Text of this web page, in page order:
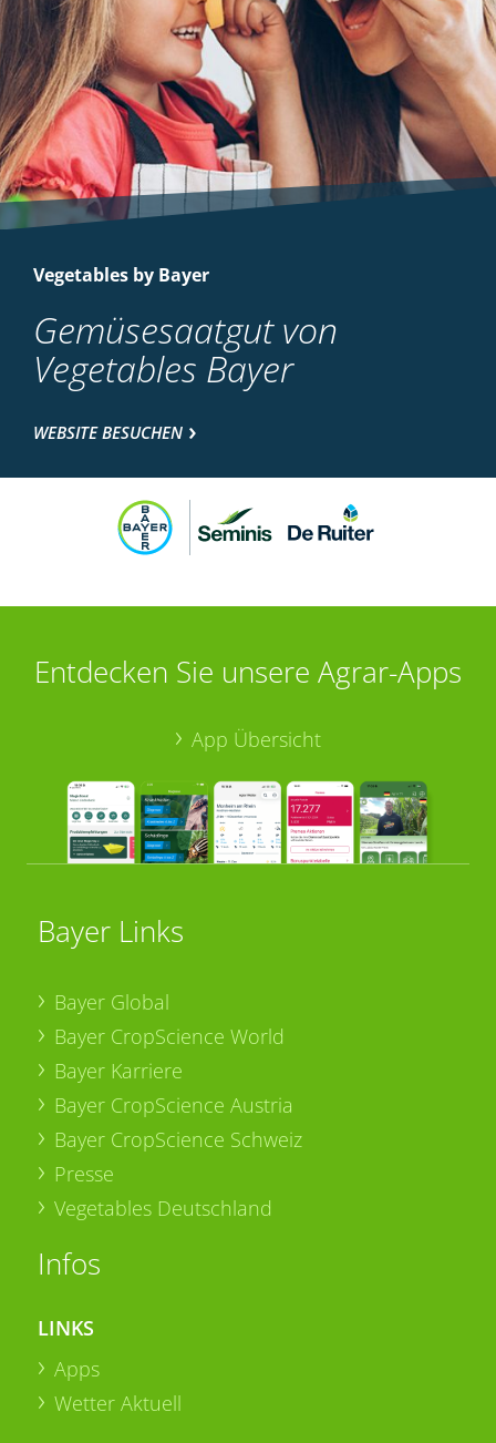
Vegetables by Bayer
Gemüsesaatgut von
Vegetables Bayer
WEBSITE BESUCHEN
Entdecken Sie unsere Agrar-Apps
App Übersicht
Bayer Links
Bayer Global
Bayer CropScience World
Bayer Karriere
Bayer CropScience Austria
Bayer CropScience Schweiz
Presse
Vegetables Deutschland
Infos
LINKS
Apps
Wetter Aktuell